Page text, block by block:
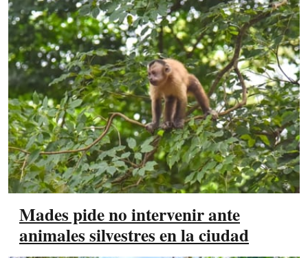
Mades pide no intervenir ante
animales silvestres en la ciudad